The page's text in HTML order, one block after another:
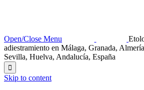
Open/Close Menu
adiestramiento en Málaga, Granada,
Sevilla, Huelva, Andalucía, España

Skip to content